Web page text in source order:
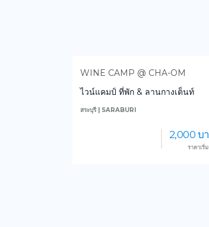
WINE CAMP @ CHA-OM
ไวน์แคมป์ ที่พัก & ลานกางเต็นท์
สระบุรี | SARABURI
2,000 บาท
ราคาเริ่มต้น